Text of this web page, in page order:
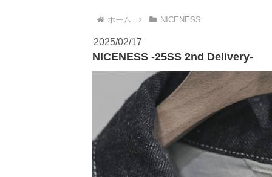
ホーム NICENESS
2025/02/17
NICENESS -25SS 2nd Delivery-